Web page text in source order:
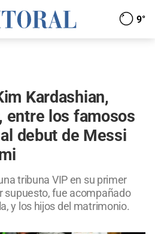
9°
Kardashian,
entre los famosos
debut de Messi
tribuna VIP en su primer
supuesto, fue acompañado
y los hijos del matrimonio.